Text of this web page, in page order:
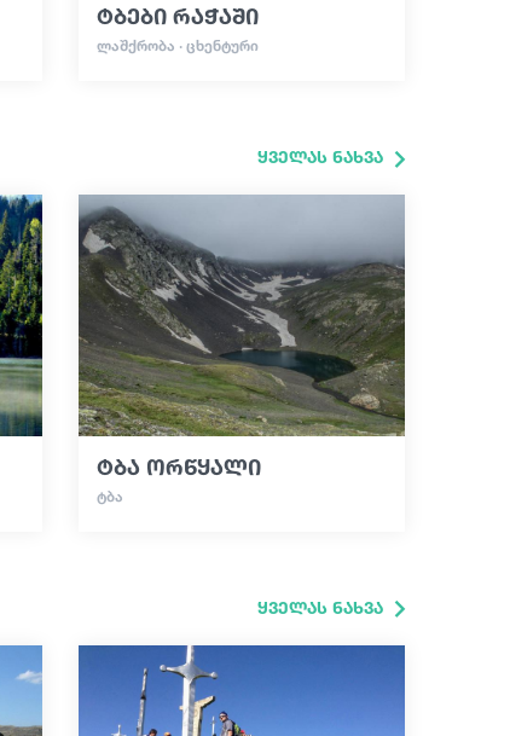
ტბები რაჭაში
ᲚᲐᲨᲥᲠᲝᲑᲐ · ᲪᲮᲔᲜᲢᲣᲠᲘ
ყველას ნახვა
ტბა ორწყალი
ᲢᲑᲐ
ყველას ნახვა